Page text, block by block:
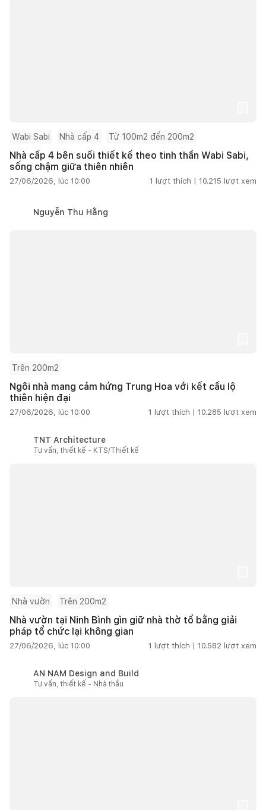
Wabi Sabi Nhà cấp 4 Từ 100m2 đến 200m2
Nhà cấp 4 bên suối thiết kế theo tinh thần Wabi Sabi,
sống chậm giữa thiên nhiên
27/06/2026, lúc 10:00 1 lượt thích | 10.215 lượt xem
Nguyễn Thu Hằng
Trên 200m2
Ngôi nhà mang cảm hứng Trung Hoa với kết cấu lộ
thiên hiện đại
27/06/2026, lúc 10:00 1 lượt thích | 10.285 lượt xem
TNT Architecture
Tư vấn, thiết kế - KTS/Thiết kế
Nhà vườn Trên 200m2
Nhà vườn tại Ninh Bình gìn giữ nhà thờ tổ bằng giải
pháp tổ chức lại không gian
27/06/2026, lúc 10:00 1 lượt thích | 10.582 lượt xem
AN NAM Design and Build
Tư vấn, thiết kế - Nhà thầu